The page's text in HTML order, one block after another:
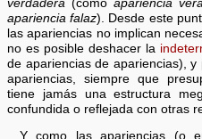
verdadera (comoapariencia
apariencia falaz). Desde este
las apariencias no implican
no es posible deshacer la
de apariencias de apariencias),
apariencias, siempre que
tiene jamás una estructura
confundida o reflejada con otras
Y como las apariencias (o